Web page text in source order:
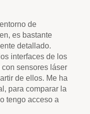
de
es bastante
detallado.
interfaces de los
sensores láser
de ellos. Me ha
para comparar la
tengo acceso a